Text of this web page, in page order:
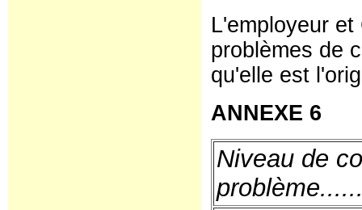
L'employeur
problèmes de
qu'elle est
ANNEXE 6
Niveau de